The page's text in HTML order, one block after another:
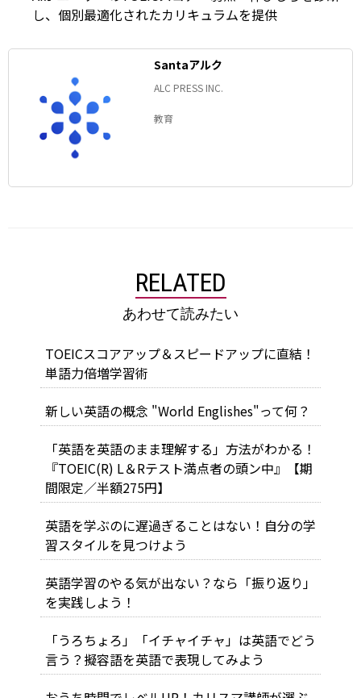
し、個別最適化されたカリキュラムを提供
Santaアルク
ALC PRESS INC.
教育
RELATED
あわせて読みたい
TOEICスコアアップ＆スピードアップに直結！
単語力倍増学習術
新しい英語の概念 "World Englishes"って何？
「英語を英語のまま理解する」方法がわかる！
『TOEIC(R) L＆Rテスト満点者の頭ン中』【期
間限定／半額275円】
英語を学ぶのに遅過ぎることはない！自分の学
習スタイルを見つけよう
英語学習のやる気が出ない？なら「振り返り」
を実践しよう！
「うろちょろ」「イチャイチャ」は英語でどう
言う？擬容語を英語で表現してみよう